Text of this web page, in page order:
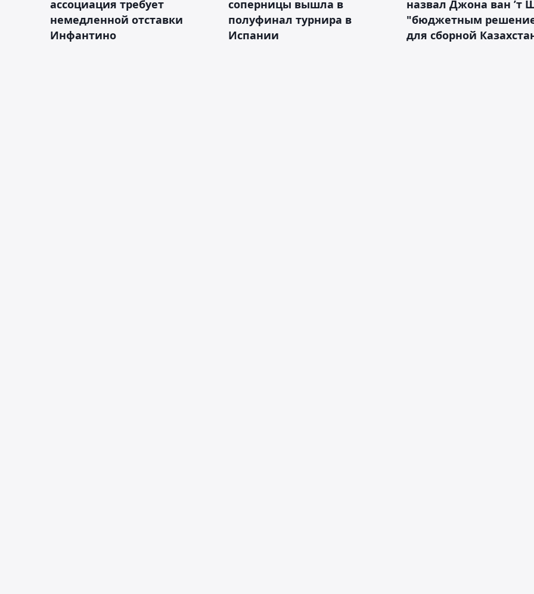
ассоциация требует
немедленной отставки
Инфантино
соперницы вышла в
полуфинал турнира в
Испании
назвал Джона ван ’т
"бюджетным
для сборной